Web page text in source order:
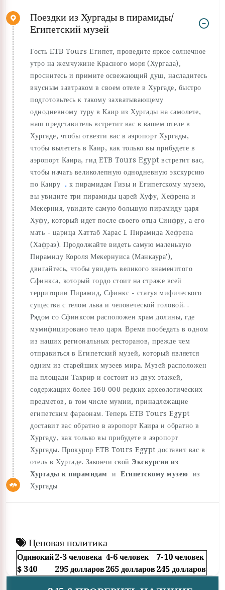
Поездки из Хургады в пирамиды/
Египетский музей
Гость ETB Tours Египет, проведите яркое солнечное
утро на жемчужине Красного моря (Хургада),
проснитесь и примите освежающий душ, насладитесь
вкусным завтраком в своем отеле в Хургаде, быстро
подготовьтесь к такому захватывающему
однодневному туру в Каир из Хургады на самолете,
наш представитель встретит вас в вашем отеле в
Хургаде, чтобы отвезти вас в аэропорт Хургады,
чтобы вылететь в Каир, как только вы прибудете в
аэропорт Каира, гид ETB Tours Egypt встретит вас,
чтобы начать великолепную однодневную экскурсию
по Каиру . к пирамидам Гизы и Египетскому музею,
вы увидите три пирамиды царей Хуфу, Хефрена и
Мекерния, увидите самую большую пирамиду царя
Хуфу, который идет после своего отца Синфру, а его
мать - царица Хаттаб Харас I. Пирамида Хефрена
(Хафраэ). Продолжайте видеть самую маленькую
Пирамиду Короля Мекернуиса (Манкаура'),
двигайтесь, чтобы увидеть великого знаменитого
Сфинкса, который гордо стоит на страже всей
территории Пирамид, Сфинкс - статуя мифического
существа с телом льва и человеческой головой. .
Рядом со Сфинксом расположен храм долины, где
мумифицировано тело царя. Время пообедать в одном
из наших региональных ресторанов, прежде чем
отправиться в Египетский музей, который является
одним из старейших музеев мира. Музей расположен
на площади Тахрир и состоит из двух этажей,
содержащих более 160 000 редких археологических
предметов, в том числе мумии, принадлежащие
египетским фараонам. Теперь ETB Tours Egypt
доставит вас обратно в аэропорт Каира и обратно в
Хургаду, как только вы прибудете в аэропорт
Хургады. Прокурор ETB Tours Egypt доставит вас в
отель в Хургаде. Закончи свой Экскурсии из
Хургады к пирамидам и Египетскому музею из
Хургады
Ценовая политика
Одинокий2-3 человека 4-6 человек
7-10 человек
$ 340
295 долларов265 долларов245 долларов